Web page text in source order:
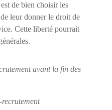
de bien choisir les
leur donner le droit de
Cette liberté pourrait
avant la fin des